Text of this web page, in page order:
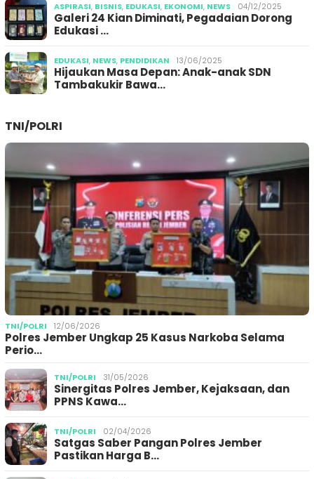
ASPIRASI, BISNIS, EDUKASI, EKONOMI, NEWS 04/12/2025
Galeri 24 Kian Diminati, Pegadaian Dorong
Edukasi …
EDUKASI, NEWS, PENDIDIKAN 13/06/2025
Hijaukan Masa Depan: Anak-anak SDN
Tambakukir Bawa…
TNI/POLRI
TNI/POLRI 12/06/2026
Polres Jember Ungkap 25 Kasus Narkoba Selama
Perio…
TNI/POLRI 31/05/2026
Sinergitas Polres Jember, Kejaksaan, dan
PPNS Kawa…
TNI/POLRI 02/04/2026
Satgas Saber Pangan Polres Jember
Pastikan Harga B…